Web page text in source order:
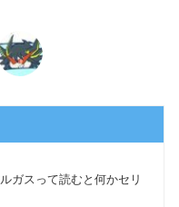
ガスって読むと何かセリ